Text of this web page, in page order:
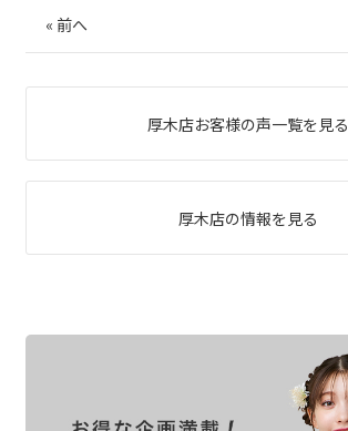
« 前へ
厚木店お客様の声一覧を見る
厚木店の情報を見る